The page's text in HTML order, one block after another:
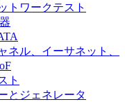
トワークテスト
ネル、イーサネット、
ト
とジェネレータ